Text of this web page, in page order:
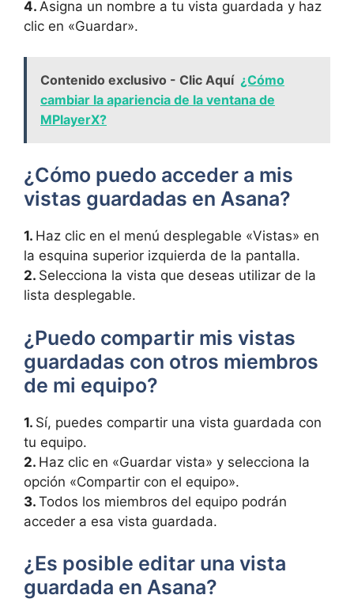
4. Asigna un nombre a tu vista guardada y haz
clic en «Guardar».
Contenido exclusivo - Clic Aquí ¿Cómo
cambiar la apariencia de la ventana de
MPlayerX?
¿Cómo puedo acceder a mis
vistas guardadas en Asana?
1. Haz clic en el menú desplegable «Vistas» en
la esquina superior izquierda de la pantalla.
2. Selecciona la vista que deseas utilizar de la
lista desplegable.
¿Puedo compartir mis vistas
guardadas con otros miembros
de mi equipo?
1. Sí, puedes compartir una vista guardada con
tu equipo.
2. Haz clic en «Guardar vista» y selecciona la
opción «Compartir con el equipo».
3. Todos los miembros del equipo podrán
acceder a esa vista guardada.
¿Es posible editar una vista
guardada en Asana?